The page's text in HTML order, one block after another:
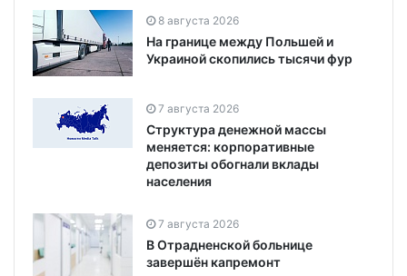
8 августа 2026
На границе между Польшей и
Украиной скопились тысячи фур
7 августа 2026
Структура денежной массы
меняется: корпоративные
депозиты обогнали вклады
населения
7 августа 2026
В Отрадненской больнице
завершён капремонт